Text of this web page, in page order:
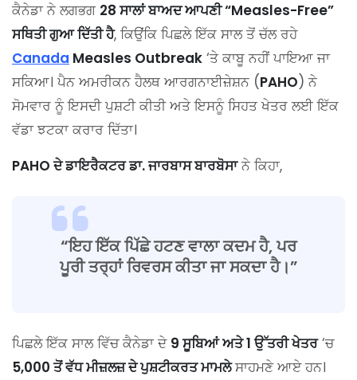
ਕੈਨੇਡਾ ਨੇ ਲਗਭਗ 28 ਸਾਲਾਂ ਬਾਅਦ ਆਪਣੀ “Measles-Free”
ਸਥਿਤੀ ਗੁਆ ਦਿੱਤੀ ਹੈ, ਕਿਉਂਕਿ ਪਿਛਲੇ ਇੱਕ ਸਾਲ ਤੋਂ ਚੱਲ ਰਹੇ
Canada Measles Outbreak ‘ਤੇ ਕਾਬੂ ਨਹੀਂ ਪਾਇਆ ਜਾ
ਸਕਿਆ। ਪੈਨ ਅਮਰੀਕਨ ਹੈਲਥ ਆਰਗਨਾਈਜ਼ੇਸ਼ਨ (PAHO) ਨੇ
ਸੋਮਵਾਰ ਨੂੰ ਇਸਦੀ ਪੁਸ਼ਟੀ ਕੀਤੀ ਅਤੇ ਇਸਨੂੰ ਸਿਹਤ ਖੇਤਰ ਲਈ ਇੱਕ
ਵੱਡਾ ਝਟਕਾ ਕਰਾਰ ਦਿੱਤਾ।
PAHO ਦੇ ਡਾਇਰੈਕਟਰ ਡਾ. ਜਾਰਬਾਸ ਬਾਰਬੋਸਾਨੇ ਕਿਹਾ,
“ਇਹ ਇੱਕ ਪਿੱਛੇ ਹਟਣ ਵਾਲਾ ਕਦਮ ਹੈ, ਪਰ
ਪੂਰੀ ਤਰ੍ਹਾਂ ਰਿਵਰਸ ਕੀਤਾ ਜਾ ਸਕਦਾ ਹੈ।”
ਪਿਛਲੇ ਇੱਕ ਸਾਲ ਵਿੱਚ ਕੈਨੇਡਾ ਦੇ 9 ਸੂਬਿਆਂ ਅਤੇ 1 ਉੱਤਰੀ ਖੇਤਰ‘ਚ
5,000 ਤੋਂ ਵੱਧ ਮੀਜ਼ਲਜ਼ ਦੇ ਪੁਸ਼ਟੀਕਰਤ ਮਾਮਲੇਸਾਹਮਣੇ ਆਏ ਹਨ।